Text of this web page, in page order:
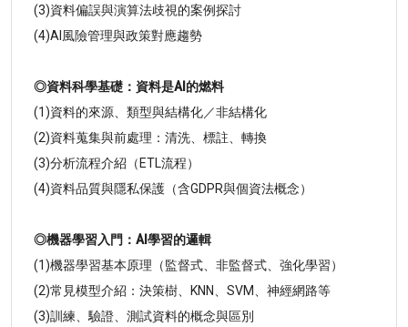
(3)資料偏誤與演算法歧視的案例探討
(4)AI風險管理與政策對應趨勢
◎資料科學基礎：資料是AI的燃料
(1)資料的來源、類型與結構化／非結構化
(2)資料蒐集與前處理：清洗、標註、轉換
(3)分析流程介紹（ETL流程）
(4)資料品質與隱私保護（含GDPR與個資法概念）
◎機器學習入門：AI學習的邏輯
(1)機器學習基本原理（監督式、非監督式、強化學習）
(2)常見模型介紹：決策樹、KNN、SVM、神經網路等
(3)訓練、驗證、測試資料的概念與區別